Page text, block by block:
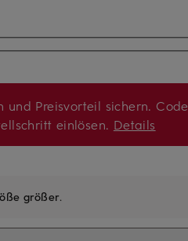
und Preisvorteil sichern. Code
einlösen. Details
größer.